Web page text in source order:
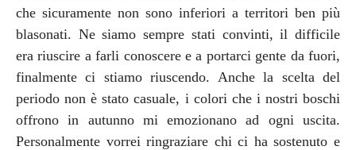
che sicuramente non sono inferiori a territori ben più
blasonati. Ne siamo sempre stati convinti, il difficile
era riuscire a farli conoscere e a portarci gente da fuori,
finalmente ci stiamo riuscendo. Anche la scelta del
periodo non è stato casuale, i colori che i nostri boschi
offrono in autunno mi emozionano ad ogni uscita.
Personalmente vorrei ringraziare chi ci ha sostenuto e